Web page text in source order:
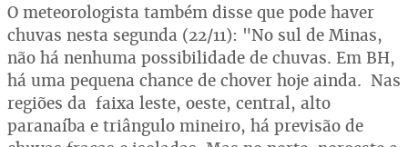
O meteorologista também disse que pode haver
chuvas nesta segunda (22/11): "No sul de Minas,
não há nenhuma possibilidade de chuvas. Em BH,
há uma pequena chance de chover hoje ainda. Nas
regiões da faixa leste, oeste, central, alto
paranaíba e triângulo mineiro, há previsão de